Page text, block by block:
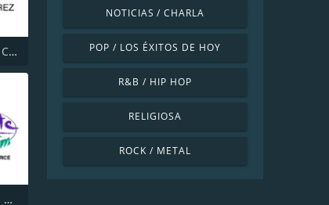
La Fresca FM - Cádiz y Jerez
Chanquete FM Guadalhorce
NOTICIAS / CHARLA
POP / LOS ÉXITOS DE HOY
R&B / HIP HOP
RELIGIOSA
ROCK / METAL